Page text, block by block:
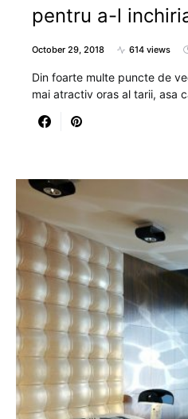
pentru a-l
October 29, 2018 614 views
Din foarte multe puncte de
mai atractiv oras al tarii, asa